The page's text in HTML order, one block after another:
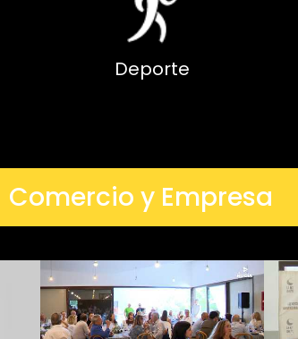
Deporte
Comercio y Empresa